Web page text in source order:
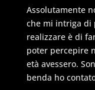
Assolutamente
che mi intriga di
realizzare è di
poter percepire
età avessero.
benda ho